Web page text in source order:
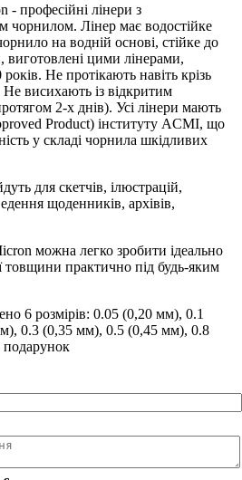
- професійні лінери з
чорнилом. Лінер має водостійке
на водній основі, стійке до
виготовлені цими лінерами,
Не протікають навіть крізь
висихають із відкритим
2-х днів). Усі лінери мають
Product) інституту ACMI, що
у складі чорнила шкідливих
для скетчів, ілюстрацій,
щоденників, архівів,
можна легко зробити ідеально
товщини практично під будь-яким
6 розмірів: 0.05 (0,20 мм), 0.1
0.3 (0,35 мм), 0.5 (0,45 мм), 0.8